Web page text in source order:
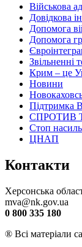
Військова
Довідкова
Допомога
Допомога
Звільненні
Крим – це
Новини
Підтримка
СПРОТИВ
Стоп
ЦНАП
Контакти
Херсонська
mva@nk.gov.ua
0 800 335 180
® Всі матеріали